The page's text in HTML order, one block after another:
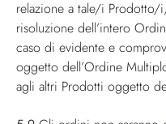
relazione a tale/i
risoluzione dell’intero
caso di evidente e
oggetto dell’Ordine
agli altri Prodotti oggetto